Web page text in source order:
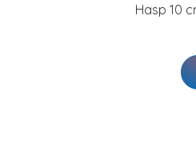
Hasp 10